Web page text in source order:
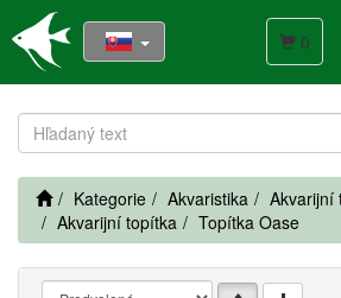
0
Kategorie Akvaristika
Akvarijní
Akvarijní topítka
Topítka Oase